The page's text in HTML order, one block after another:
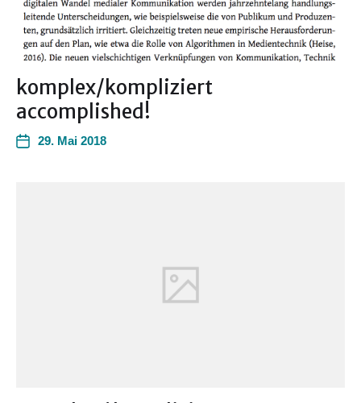
komplex/kompliziert
accomplished!
29. Mai 2018